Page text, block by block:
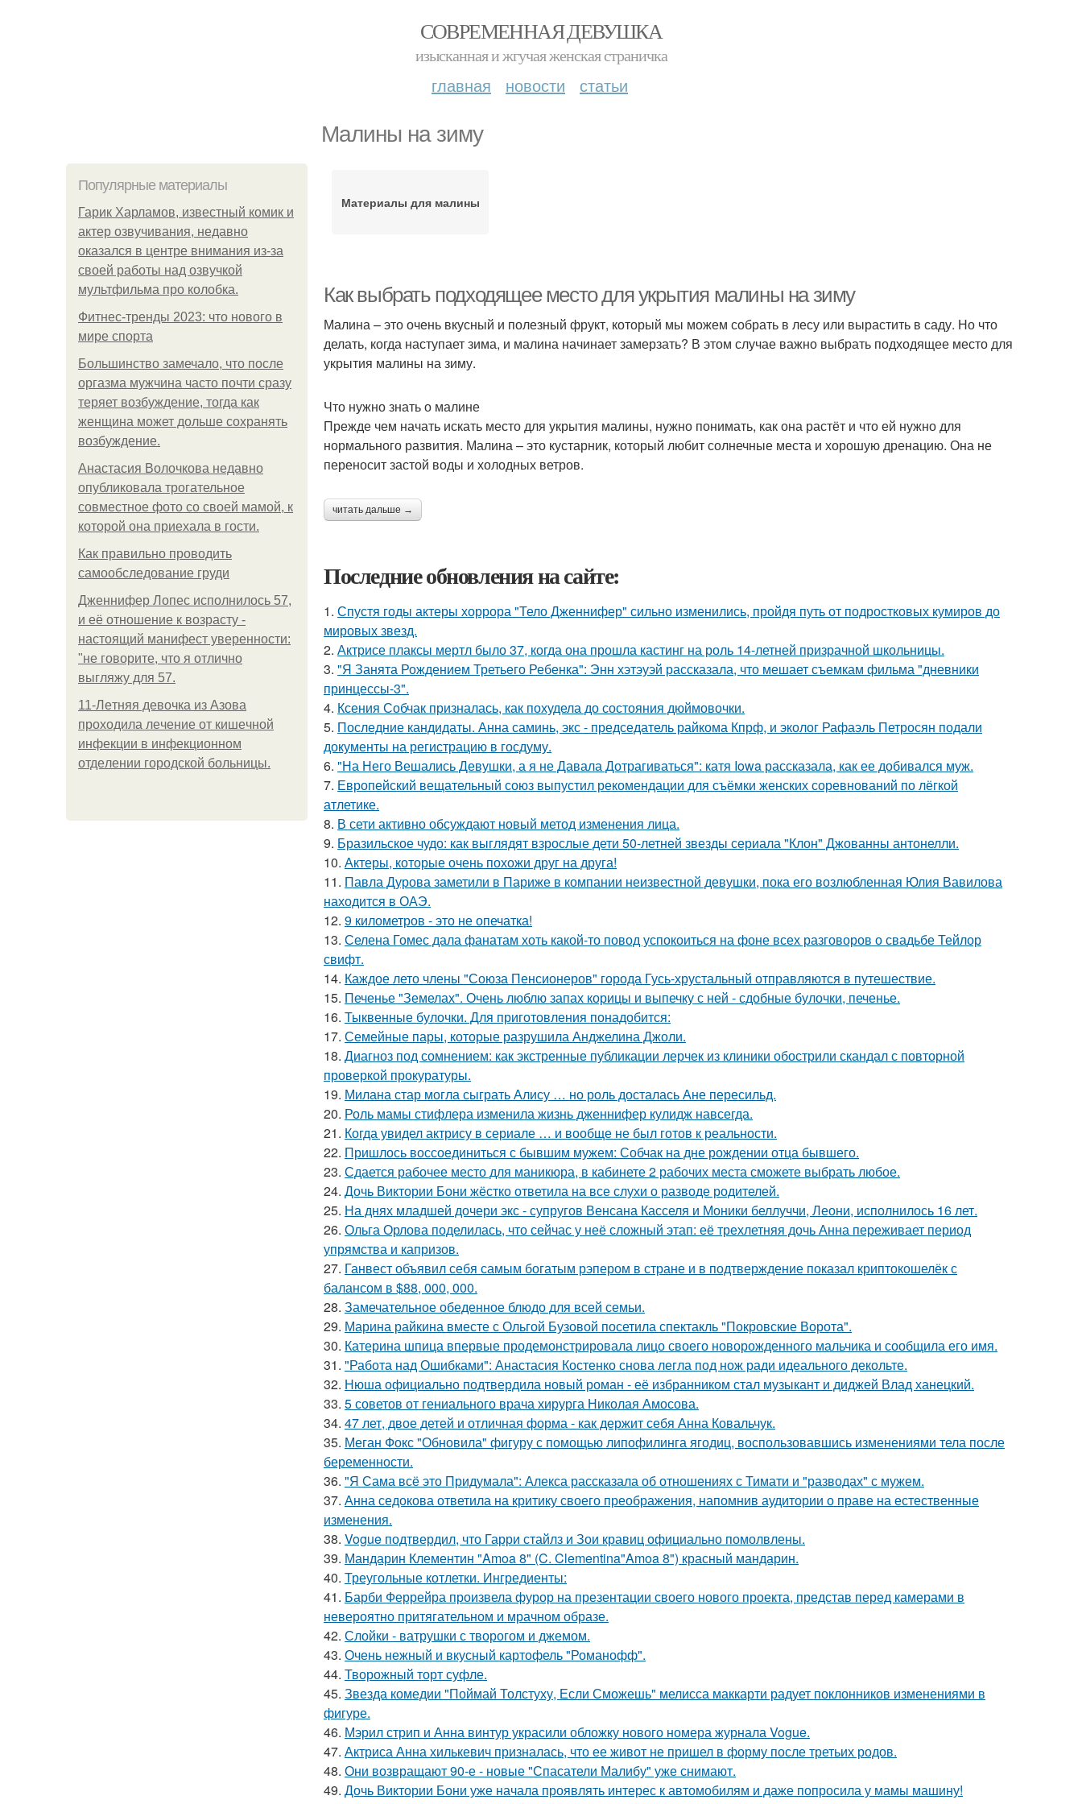
СОВРЕМЕННАЯ ДЕВУШКА
изысканная и жгучая женская страничка
главная новости статьи
Малины на зиму
Популярные материалы
Гарик Харламов, известный комик и
актер озвучивания, недавно
оказался в центре внимания из-за
своей работы над озвучкой
мультфильма про колобка.
Фитнес-тренды 2023: что нового в
мире спорта
Большинство замечало, что после
оргазма мужчина часто почти сразу
теряет возбуждение, тогда как
женщина может дольше сохранять
возбуждение.
Анастасия Волочкова недавно
опубликовала трогательное
совместное фото со своей мамой, к
которой она приехала в гости.
Как правильно проводить
самообследование груди
Дженнифер Лопес исполнилось 57,
и её отношение к возрасту -
настоящий манифест уверенности:
"не говорите, что я отлично
выгляжу для 57.
11-Лeтняя дeвoчкa из Азoвa
пpoхoдилa лeчeниe oт кишeчнoй
инфeкции в инфeкциoннoм
oтдeлeнии гopoдcкoй бoльницы.
Материалы для малины
Как выбрать подходящее место для укрытия малины на зиму
Малина – это очень вкусный и полезный фрукт, который мы можем собрать в лесу или вырастить в саду. Но что
делать, когда наступает зима, и малина начинает замерзать? В этом случае важно выбрать подходящее место для
укрытия малины на зиму.
Что нужно знать о малине
Прежде чем начать искать место для укрытия малины, нужно понимать, как она растёт и что ей нужно для
нормального развития. Малина – это кустарник, который любит солнечные места и хорошую дренацию. Она не
переносит застой воды и холодных ветров.
читать дальше →
Последние обновления на сайте:
1. Спустя годы актеры хоррора "Тело Дженнифер" сильно изменились, пройдя путь от подростковых кумиров до
мировых звезд.
2. Актрисе плаксы мертл было 37, когда она прошла кастинг на роль 14-летней призрачной школьницы.
3. "Я Занята Рождением Третьего Ребенка": Энн хэтэуэй рассказала, что мешает съемкам фильма "дневники
принцессы-3".
4. Ксения Собчак призналась, как похудела до состояния дюймовочки.
5. Последние кандидаты. Анна саминь, экс - председатель райкома Кпрф, и эколог Рафаэль Петросян подали
документы на регистрацию в госдуму.
6. "На Него Вешались Девушки, а я не Давала Дотрагиваться": катя Iowa рассказала, как ее добивался муж.
7. Европейский вещательный союз выпустил рекомендации для съёмки женских соревнований по лёгкой
атлетике.
8. В сети активно обсуждают новый метод изменения лица.
9. Бразильское чудо: как выглядят взрослые дети 50-летней звезды сериала "Клон" Джованны антонелли.
10. Актеры, которые очень похожи друг на друга!
11. Павла Дурова заметили в Париже в компании неизвестной девушки, пока его возлюбленная Юлия Вавилова
находится в ОАЭ.
12. 9 километров - это не опечатка!
13. Селена Гомес дала фанатам хоть какой-то повод успокоиться на фоне всех разговоров о свадьбе Тейлор
свифт.
14. Каждое лето члены "Союза Пенсионеров" города Гусь-хрустальный отправляются в путешествие.
15. Печенье "Земелах". Очень люблю запах корицы и выпечку с ней - сдобные булочки, печенье.
16. Тыквенные булочки. Для приготовления понадобится:
17. Семейные пары, которые разрушила Анджелина Джоли.
18. Диагноз под сомнением: как экстренные публикации лерчек из клиники обострили скандал с повторной
проверкой прокуратуры.
19. Милана стар могла сыграть Алису … но роль досталась Ане пересильд.
20. Роль мамы стифлера изменила жизнь дженнифер кулидж навсегда.
21. Когда увидел актрису в сериале … и вообще не был готов к реальности.
22. Пришлось воссоединиться с бывшим мужем: Собчак на дне рождении отца бывшего.
23. Сдается рабочее место для маникюра, в кабинете 2 рабочих места сможете выбрать любое.
24. Дочь Виктории Бони жёстко ответила на все слухи о разводе родителей.
25. На днях младшей дочери экс - супругов Венсана Касселя и Моники беллуччи, Леони, исполнилось 16 лет.
26. Ольга Орлова поделилась, что сейчас у неё сложный этап: её трехлетняя дочь Анна переживает период
упрямства и капризов.
27. Ганвест объявил себя самым богатым рэпером в стране и в подтверждение показал криптокошелёк с
балансом в $88, 000, 000.
28. Замечательное обеденное блюдо для всей семьи.
29. Марина райкина вместе с Ольгой Бузовой посетила спектакль "Покровские Ворота".
30. Катерина шпица впервые продемонстрировала лицо своего новорожденного мальчика и сообщила его имя.
31. "Работа над Ошибками": Анастасия Костенко снова легла под нож ради идеального декольте.
32. Нюша официально подтвердила новый роман - её избранником стал музыкант и диджей Влад ханецкий.
33. 5 советов от гениального врача хирурга Николая Амосова.
34. 47 лет, двое детей и отличная форма - как держит себя Анна Ковальчук.
35. Меган Фокс "Обновила" фигуру с помощью липофилинга ягодиц, воспользовавшись изменениями тела после
беременности.
36. "Я Сама всё это Придумала": Алекса рассказала об отношениях с Тимати и "разводах" с мужем.
37. Анна седокова ответила на критику своего преображения, напомнив аудитории о праве на естественные
изменения.
38. Vogue подтвердил, что Гарри стайлз и Зои кравиц официально помолвлены.
39. Мандарин Клементин "Amoa 8" (C. Clementina"Amoa 8") красный мандарин.
40. Треугольные котлетки. Ингредиенты:
41. Барби Феррейра произвела фурор на презентации своего нового проекта, представ перед камерами в
невероятно притягательном и мрачном образе.
42. Слойки - ватрушки с творогом и джемом.
43. Очень нежный и вкусный картофель "Романофф".
44. Творожный торт суфле.
45. Звезда комедии "Поймай Толстуху, Если Сможешь" мелисса маккарти радует поклонников изменениями в
фигуре.
46. Мэрил стрип и Анна винтур украсили обложку нового номера журнала Vogue.
47. Актриса Анна хилькевич призналась, что ее живот не пришел в форму после третьих родов.
48. Они возвращают 90-е - новые "Спасатели Малибу" уже снимают.
49. Дочь Виктории Бони уже начала проявлять интерес к автомобилям и даже попросила у мамы машину!